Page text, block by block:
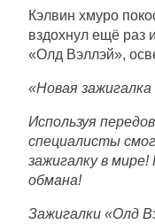
Кэлвин хмуро
вздохнул ещё раз
«Олд Вэллэй»,
«Новая
Используя
специалисты
зажигалку в
обмана!
Зажигалки «Олд